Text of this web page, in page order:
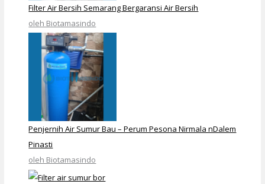
Filter Air Bersih Semarang Bergaransi Air Bersih
oleh Biotamasindo
Penjernih Air Sumur Bau – Perum Pesona Nirmala nDalem
Pinasti
oleh Biotamasindo